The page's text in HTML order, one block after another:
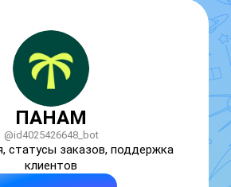
ПАНАМ
@id4025426648_bot
статусы заказов, поддержка
клиентов